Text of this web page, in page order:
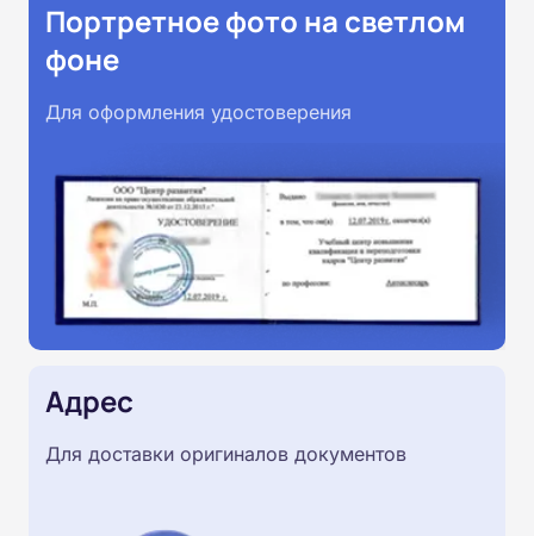
Портретное фото на светлом
фоне
Для оформления удостоверения
Адрес
Для доставки оригиналов документов